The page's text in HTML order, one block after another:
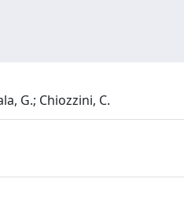
G.; Chiozzini, C.